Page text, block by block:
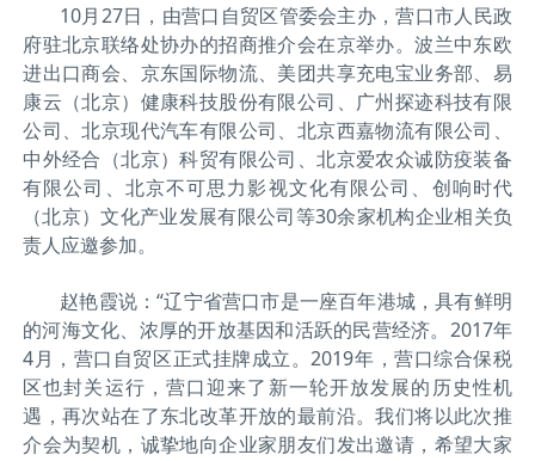
10月27日，由营口自贸区管委会主办，营口市人民政
府驻北京联络处协办的招商推介会在京举办。波兰中东欧
进出口商会、京东国际物流、美团共享充电宝业务部、易
康云（北京）健康科技股份有限公司、广州探迹科技有限
公司、北京现代汽车有限公司、北京西嘉物流有限公司、
中外经合（北京）科贸有限公司、北京爱农众诚防疫装备
有限公司、北京不可思力影视文化有限公司、创响时代
（北京）文化产业发展有限公司等30余家机构企业相关负
责人应邀参加。
赵艳霞说：“辽宁省营口市是一座百年港城，具有鲜明
的河海文化、浓厚的开放基因和活跃的民营经济。2017年
4月，营口自贸区正式挂牌成立。2019年，营口综合保税
区也封关运行，营口迎来了新一轮开放发展的历史性机
遇，再次站在了东北改革开放的最前沿。我们将以此次推
介会为契机，诚挚地向企业家朋友们发出邀请，希望大家